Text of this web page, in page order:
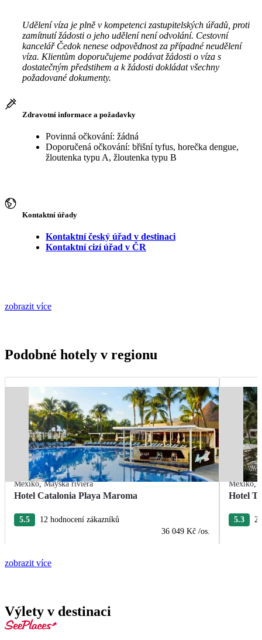
Udělení víza je plně v kompetenci zastupitelských úřadů, proti
zamítnutí žádosti o jeho udělení není odvolání. Cestovní
kancelář Čedok nenese odpovědnost za případné neudělení
víza. Klientům doporučujeme podávat žádosti o víza s
dostatečným předstihem a k žádosti dokládat všechny
požadované dokumenty.
Zdravotní informace a požadavky
Povinná očkování: žádná
Doporučená očkování: břišní tyfus, horečka dengue,
žloutenka typu A, žloutenka typu B
Kontaktní úřady
Kontaktní český úřad v destinaci
Kontaktní cizí úřad v ČR
zobrazit více
Podobné hotely v regionu
Mexiko,Mayská riviéra
Hotel Catalonia Playa Maroma
5.5
12 hodnocení zákazníků
36 049 Kč /os.
Mexiko,
Hotel
5.3
zobrazit více
Výlety v destinaci